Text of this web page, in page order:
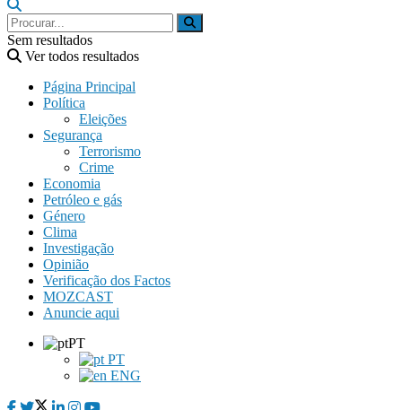
Sem resultados
Ver todos resultados
Página Principal
Política
Eleições
Segurança
Terrorismo
Crime
Economia
Petróleo e gás
Género
Clima
Investigação
Opinião
Verificação dos Factos
MOZCAST
Anuncie aqui
PT
PT
ENG